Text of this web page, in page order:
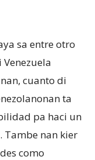
sa entre otro
cuanto di
ta
pa haci un
Tambe nan kier
como